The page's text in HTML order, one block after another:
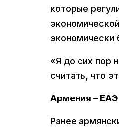
которые
экономически
«Я до сих пор
считать, что
Армения –
Ранее